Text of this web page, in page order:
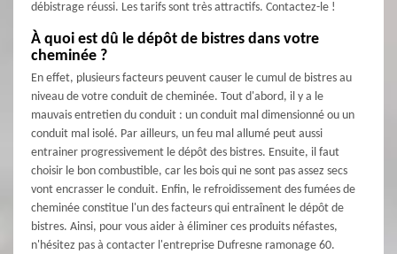
débistrage réussi. Les tarifs sont très attractifs. Contactez-le !
À quoi est dû le dépôt de bistres dans votre
cheminée ?
En effet, plusieurs facteurs peuvent causer le cumul de bistres au
niveau de votre conduit de cheminée. Tout d'abord, il y a le
mauvais entretien du conduit : un conduit mal dimensionné ou un
conduit mal isolé. Par ailleurs, un feu mal allumé peut aussi
entrainer progressivement le dépôt des bistres. Ensuite, il faut
choisir le bon combustible, car les bois qui ne sont pas assez secs
vont encrasser le conduit. Enfin, le refroidissement des fumées de
cheminée constitue l'un des facteurs qui entraînent le dépôt de
bistres. Ainsi, pour vous aider à éliminer ces produits néfastes,
n'hésitez pas à contacter l'entreprise Dufresne ramonage 60.